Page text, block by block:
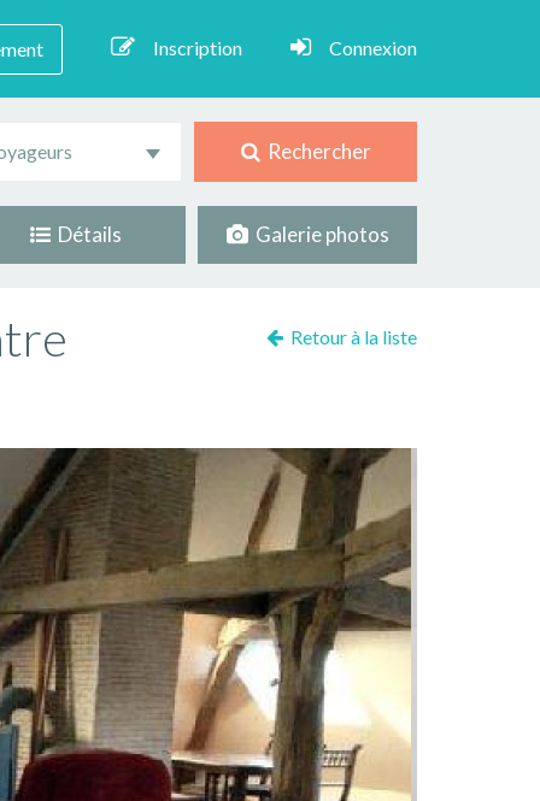
Inscription Connexion
Rechercher
Détails Galerie photos
Retour à la liste